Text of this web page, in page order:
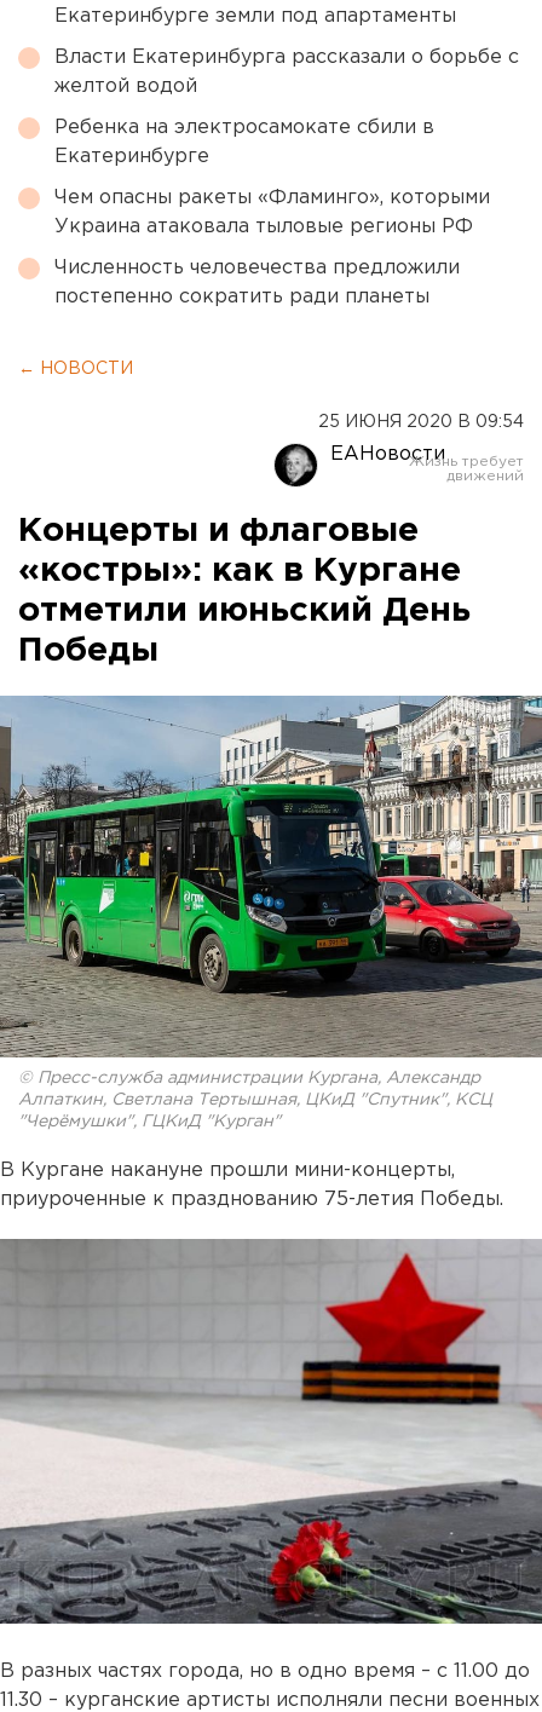
Екатеринбурге земли под апартаменты
Власти Екатеринбурга рассказали о борьбе с
желтой водой
Ребенка на электросамокате сбили в
Екатеринбурге
Чем опасны ракеты «Фламинго», которыми
Украина атаковала тыловые регионы РФ
Численность человечества предложили
постепенно сократить ради планеты
← НОВОСТИ
25 ИЮНЯ 2020 В 09:54
ЕАНовости
Концерты и флаговые
«костры»: как в Кургане
отметили июньский День
Победы
© Пресс-служба администрации Кургана, Александр
Алпаткин, Светлана Тертышная, ЦКиД "Спутник", КСЦ
"Черёмушки", ГЦКиД "Курган"
В Кургане накануне прошли мини-концерты,
приуроченные к празднованию 75-летия Победы.
В разных частях города, но в одно время – с 11.00 до
11.30 – курганские артисты исполняли песни военных